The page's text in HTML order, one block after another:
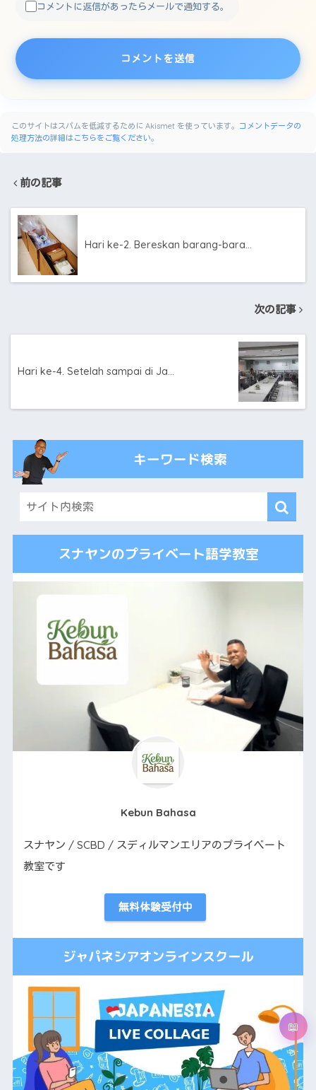
コメントに返信があったらメールで通知する。
このサイトはスパムを低減するために Akismet を使っています。 コメントデータの
処理方法の詳細はこちらをご覧ください。
前の記事
Hari ke-2. Bereskan barang-bara…
次の記事
Hari ke-4. Setelah sampai di Ja…
キーワード検索
スナヤンのプライベート語学教室
Kebun Bahasa
スナヤン / SCBD / スディルマンエリアのプライベート
教室です
無料体験受付中
ジャパネシアオンラインスクール